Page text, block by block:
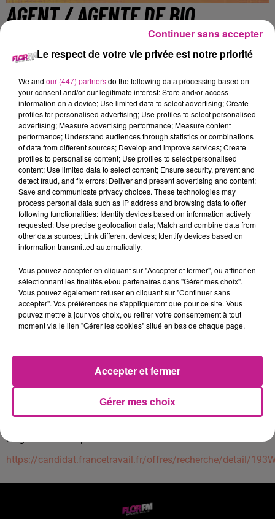
AGENT / AGENTE DE BIO
NETTOYAGE HOSPITALIER (H/F)
Mulhouse
Dans le cadre d'un remplacement, vous intégrez l'équipe en
place
MISSIONS: bio nettoyage des chambres et annexes
distribution des petits déjeuners
distribution des repas du midi et du soir.
Horaire 08h00 - 20h00, vous avez une pause de 2h
Semaine 1
30h/semaine
Semaine 2
40h/semaine
Vous travaillez un week-end sur deux
Vous travaillez par roulement : samedi, dimanche, lundi
(30h) et repos mardi, mercredi.
puis vous travaillez jeudi et vendredi (20h) et vous êtes de
repos le samedi, dimanche, lundi
et vous travaillez mardi, mercredi ( 20h) et vous êtes de
et ainsi de suite.
Un bon esprit d'équipe anime le service.
Vos qualités d'organisation seront appréciée
l'organisation en place
https://candidat.francetravail.fr/offres/recherche/detail/
Le respect de votre vie privée est notre priorité
We and our (447) partnersdo the following data processing based on
your consent and/or our legitimate interest: Store and/or access
information on a device; Use limited data to select advertising; Create
profiles for personalised advertising; Use profiles to select personalised
advertising; Measure advertising performance; Measure content
performance; Understand audiences through statistics or combinations
of data from different sources; Develop and improve services; Create
profiles to personalise content; Use profiles to select personalised
content; Use limited data to select content; Ensure security, prevent and
detect fraud, and fix errors; Deliver and present advertising and content;
Save and communicate privacy choices. These technologies may
process personal data such as IP address and browsing data to offer
following functionalities: Identify devices based on information actively
requested; Use precise geolocation data; Match and combine data from
other data sources; Link different devices; Identify devices based on
information transmitted automatically.
Vous pouvez accepter en cliquant sur "Accepter et fermer", ou affiner en
sélectionnant les finalités et/ou partenaires dans "Gérer mes choix".
Vous pouvez également refuser en cliquant sur "Continuer sans
accepter". Vos préférences ne s'appliqueront que pour ce site. Vous
pouvez mettre à jour vos choix, ou retirer votre consentement à tout
moment via le lien "Gérer les cookies" situé en bas de chaque page.
Gérer mes choix
Accepter et fermer
Continuer sans accepter